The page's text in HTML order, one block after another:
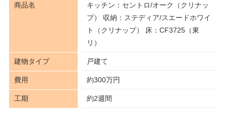
商品名
キッチン：セントロ/オーク（クリナッ
プ） 収納：ステディア/スエードホワイ
ト（クリナップ） 床：CF3725（東
リ）
建物タイプ 戸建て
費用 約300万円
工期 約2週間